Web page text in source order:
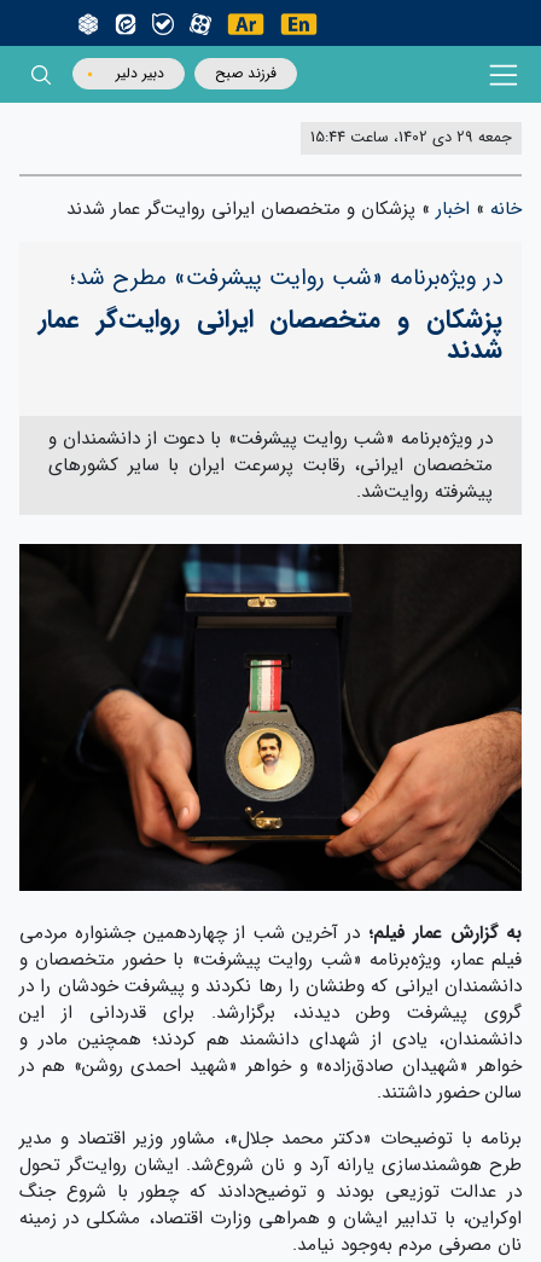
فرزند صبح دبیر دلیر
جمعه 29 دی 1402، ساعت 15:44
خانه » اخبار » پزشکان و متخصصان ایرانی روایت‌گر عمار شدند
در ویژه‌برنامه «شب روایت پیشرفت» مطرح شد؛
پزشکان و متخصصان ایرانی روایت‌گر عمار
شدند
در ویژه‌برنامه «شب روایت پیشرفت» با دعوت از دانشمندان و
متخصصان ایرانی، رقابت پرسرعت ایران با سایر کشورهای
پیشرفته روایت‌شد‌.
به گزارش عمار فیلم؛ در آخرین شب از چهاردهمین جشنواره مردمی
فیلم عمار، ویژه‌برنامه «شب روایت پیشرفت» با حضور متخصصان و
دانشمندان ایرانی که وطنشان را رها نکردند و پیشرفت خودشان را در
گروی پیشرفت وطن دیدند، برگزارشد. برای قدردانی از این
دانشمندان، یادی از شهدای دانشمند هم کردند؛ همچنین مادر و
خواهر «شهیدان صادق‌زاده» و خواهر «شهید احمدی روشن» هم در
سالن حضور داشتند.
برنامه با توضیحات «دکتر محمد جلال»، مشاور وزیر اقتصاد و مدیر
طرح هوشمندسازی یارانه آرد و نان شروع‌شد. ایشان روایت‌گر تحول
در عدالت توزیعی بودند و توضیح‌دادند که چطور با شروع جنگ
اوکراین، با تدابیر ایشان و همراهی وزارت اقتصاد، مشکلی در زمینه
نان مصرفی مردم به‌وجود نیامد.